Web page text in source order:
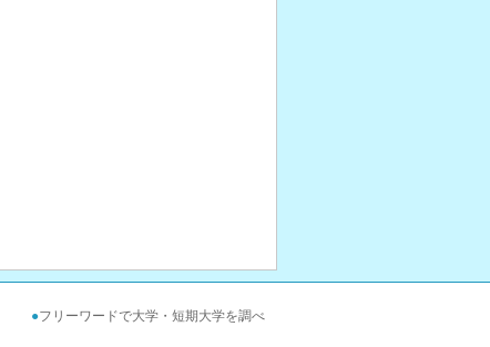
●フリーワードで大学・短期大学を調べ